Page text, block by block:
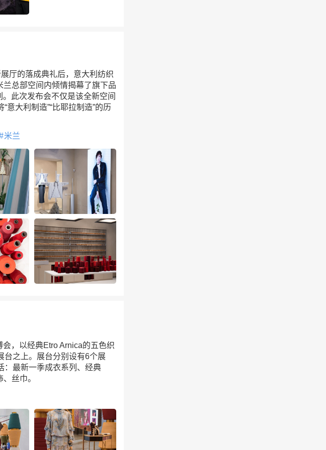
厅的落成典礼后，意大利纺织
总部空间内倾情揭幕了旗下品
此次发布会不仅是该全新空间
意大利制造”“比耶拉制造”的历
米兰
，以经典Etro Arnica的五色织
台之上。展台分别设有6个展
：最新一季成衣系列、经典
丝巾。